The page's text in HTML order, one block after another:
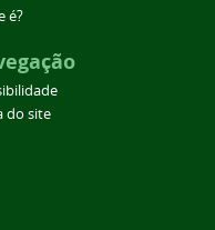
é?
do site